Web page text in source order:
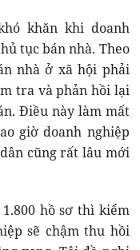
khăn khi doanh
tục bán nhà. Theo
nhà ở xã hội phải
tra và phản hồi lại
Điều này làm mất
giờ doanh nghiệp
cũng rất lâu mới
hồ sơ thì kiểm
sẽ chậm thu hồi